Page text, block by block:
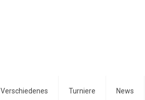
Verschiedenes Turniere News